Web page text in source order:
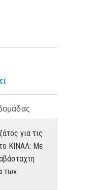
για τις
ΚΙΝΑΛ: Με
των